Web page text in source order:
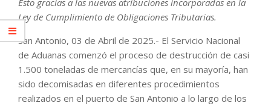
Esto gracias a las nuevas atribuciones incorporadas en la
Ley de Cumplimiento de Obligaciones Tributarias.
San Antonio, 03 de Abril de 2025.- El Servicio Nacional
de Aduanas comenzó el proceso de destrucción de casi
1.500 toneladas de mercancías que, en su mayoría, han
sido decomisadas en diferentes procedimientos
realizados en el puerto de San Antonio a lo largo de los